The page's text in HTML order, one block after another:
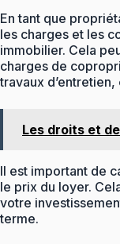
En tant que
les charges et les
immobilier. Cela
charges de
travaux d’entretien,
Les droits et
Il est important de
le prix du loyer.
votre
terme.